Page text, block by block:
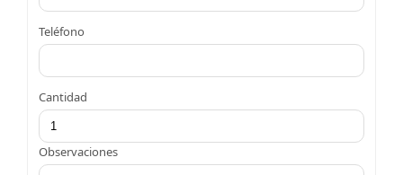
Teléfono
Cantidad
Observaciones